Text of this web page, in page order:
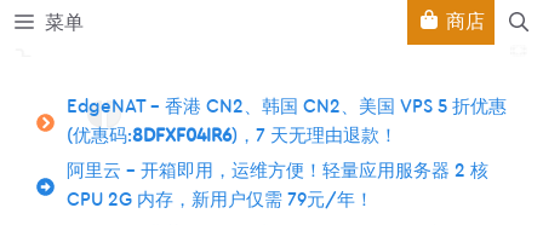
跳
菜单 商店
EdgeNAT – 香港 CN2、韩国 CN2、美国 VPS 5 折优惠
(优惠码:8DFXF04IR6)，7 天无理由退款！
阿里云 – 开箱即用，运维方便！轻量应用服务器 2 核
CPU 2G 内存，新用户仅需 79元/年！